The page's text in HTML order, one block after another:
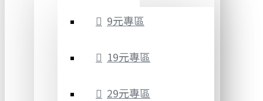
9元專區
19元專區
29元專區